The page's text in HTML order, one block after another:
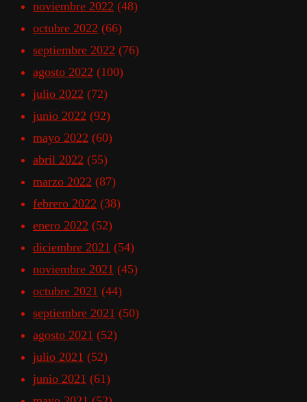
noviembre 2022 (48)
octubre 2022 (66)
septiembre 2022 (76)
agosto 2022 (100)
julio 2022 (72)
junio 2022 (92)
mayo 2022 (60)
abril 2022 (55)
marzo 2022 (87)
febrero 2022 (38)
enero 2022 (52)
diciembre 2021 (54)
noviembre 2021 (45)
octubre 2021 (44)
septiembre 2021 (50)
agosto 2021 (52)
julio 2021 (52)
junio 2021 (61)